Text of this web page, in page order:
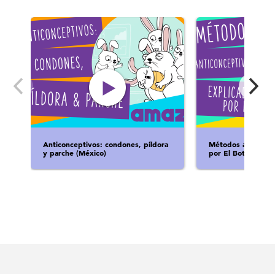
Anticonceptivos: condones, píldora
y parche (México)
Métodos
por El Botsi